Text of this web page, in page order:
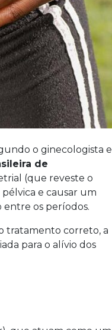
o ginecologista e
de
(que reveste o
e causar um
entre os períodos.
tratamento correto, a
para o alívio dos